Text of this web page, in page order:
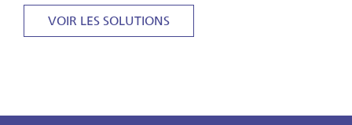
VOIR LES SOLUTIONS